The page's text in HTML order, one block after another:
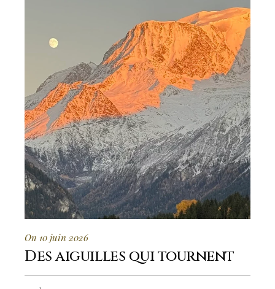
On 10 juin 2026
Des aiguilles qui tournent